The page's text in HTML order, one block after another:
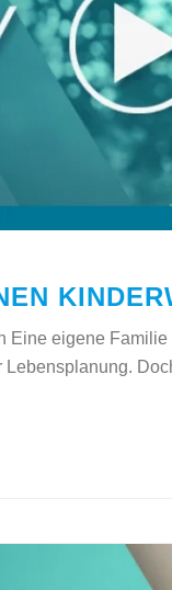
Eine eigene